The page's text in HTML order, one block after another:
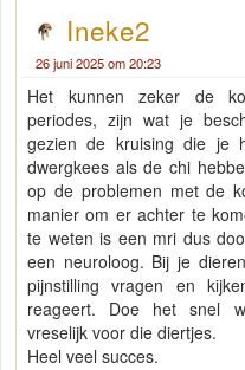
Ineke2
26 juni 2025 om 20:23
Het kunnen zeker de
periodes, zijn wat je
gezien de kruising die je
dwergkees als de chi
op de problemen met de
manier om er achter te
te weten is een mri dus
een neuroloog. Bij je
pijnstilling vragen en
reageert. Doe het snel
vreselijk voor die diertjes.
Heel veel succes.